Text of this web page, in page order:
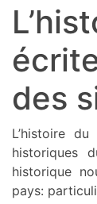
des
L’histoire
historiques
historique
pays: